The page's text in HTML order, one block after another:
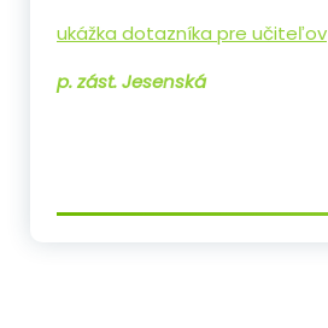
ukážka dotazníka pre učiteľov
p. zást. Jesenská